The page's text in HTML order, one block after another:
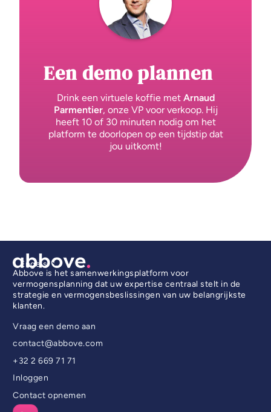
Een demo plannen
Drink een virtuele koffie met Arnaud
Parmentier, onze VP voor verkoop. Hij
heeft 10 of 30 minuten nodig om het
platform te doorlopen op een tijdstip dat
jou uitkomt!
Engels
Abbove is het samenwerkingsplatform voor
vermogensplanning dat uw expertise centraal stelt in de
strategie en vermogensbeslissingen van uw belangrijkste
klanten.
Vraag een demo aan
contact@abbove.com
+32 2 669 71 71
Inloggen
Contact opnemen